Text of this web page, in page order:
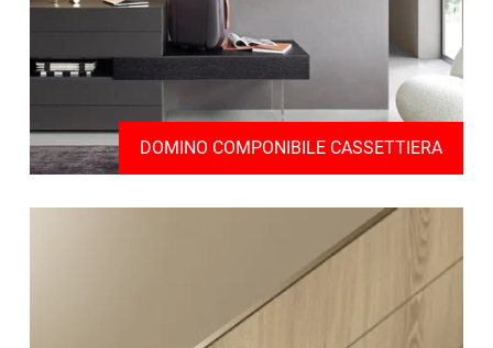
DOMINO COMPONIBILE CASSETTIERA